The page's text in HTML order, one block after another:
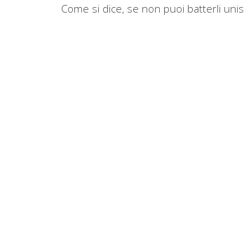
Come si dice, se non puoi batterli